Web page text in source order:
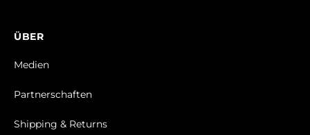
ÜBER
Medien
Partnerschaften
Shipping & Returns